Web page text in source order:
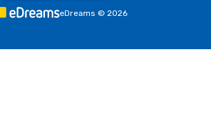
eDreams © 2026